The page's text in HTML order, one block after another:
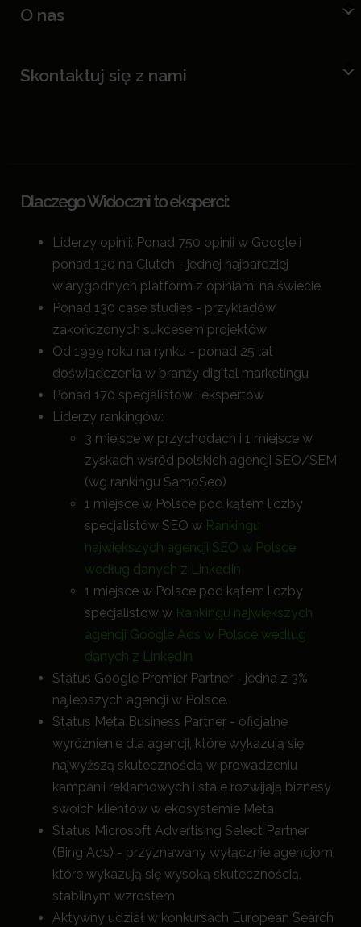
O nas
Skontaktuj się z nami
Dlaczego Widoczni to eksperci:
Liderzy opinii: Ponad 750 opinii w Google i
ponad 130 na Clutch - jednej najbardziej
wiarygodnych platform z opiniami na świecie
Ponad 130 case studies - przykładów
zakończonych sukcesem projektów
Od 1999 roku na rynku - ponad 25 lat
doświadczenia w branży digital marketingu
Ponad 170 specjalistów i ekspertów
Liderzy rankingów:
3 miejsce w przychodach i 1 miejsce w
zyskach wśród polskich agencji SEO/SEM
(wg rankingu SamoSeo)
1 miejsce w Polsce pod kątem liczby
specjalistów SEO w Rankingu
największych agencji SEO w Polsce
według danych z LinkedIn
1 miejsce w Polsce pod kątem liczby
specjalistów w Rankingu największych
agencji Google Ads w Polsce według
danych z LinkedIn
Status Google Premier Partner - jedna z 3%
najlepszych agencji w Polsce.
Status Meta Business Partner - oficjalne
wyróżnienie dla agencji, które wykazują się
najwyższą skutecznością w prowadzeniu
kampanii reklamowych i stale rozwijają biznesy
swoich klientów w ekosystemie Meta
Status Microsoft Advertising Select Partner
(Bing Ads) - przyznawany wyłącznie agencjom,
które wykazują się wysoką skutecznością,
stabilnym wzrostem
Aktywny udział w konkursach European Search